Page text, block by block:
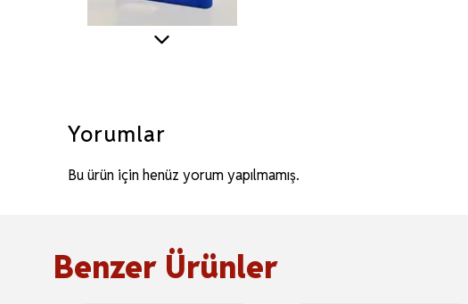
Yorumlar
Bu ürün için henüz yorum yapılmamış.
Benzer Ürünler